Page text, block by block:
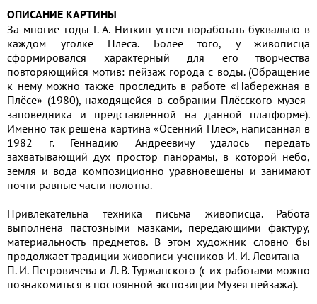
ОПИСАНИЕ КАРТИНЫ
За многие годы Г. А. Ниткин успел поработать буквально в
каждом уголке Плёса. Более того, у живописца
сформировался характерный для его творчества
повторяющийся мотив: пейзаж города с воды. (Обращение
к нему можно также проследить в работе «Набережная в
Плёсе» (1980), находящейся в собрании Плёсского музея-
заповедника и представленной на данной платформе).
Именно так решена картина «Осенний Плёс», написанная в
1982 г. Геннадию Андреевичу удалось передать
захватывающий дух простор панорамы, в которой небо,
земля и вода композиционно уравновешены и занимают
почти равные части полотна.
Привлекательна техника письма живописца. Работа
выполнена пастозными мазками, передающими фактуру,
материальность предметов. В этом художник словно бы
продолжает традиции живописи учеников И. И. Левитана –
П. И. Петровичева и Л. В. Туржанского (с их работами можно
познакомиться в постоянной экспозиции Музея пейзажа).